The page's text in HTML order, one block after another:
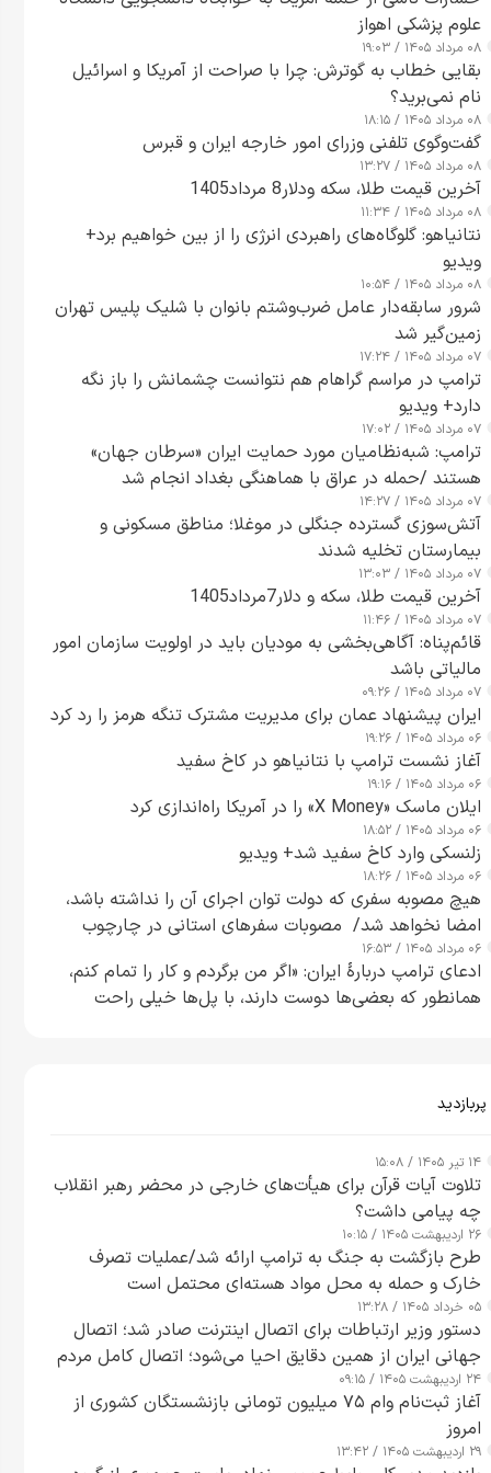
علوم پزشکی اهواز
۰۸ مرداد ۱۴۰۵ / ۱۹:۰۳
بقایی خطاب به گوترش: چرا با صراحت از آمریکا و اسرائیل
نام نمی‌برید؟
۰۸ مرداد ۱۴۰۵ / ۱۸:۱۵
گفت‌وگوی تلفنی وزرای امور خارجه ایران و قبرس
۰۸ مرداد ۱۴۰۵ / ۱۳:۲۷
آخرین قیمت طلا، سکه ودلار8 مرداد1405
۰۸ مرداد ۱۴۰۵ / ۱۱:۳۴
نتانیاهو: گلوگاه‌های راهبردی انرژی را از بین خواهیم برد+
ویدیو
۰۸ مرداد ۱۴۰۵ / ۱۰:۵۴
شرور سابقه‌دار عامل ضرب‌وشتم بانوان با شلیک پلیس تهران
زمین‌گیر شد
۰۷ مرداد ۱۴۰۵ / ۱۷:۲۴
ترامپ در مراسم گراهام هم نتوانست چشمانش را باز نگه
دارد+ ویدیو
۰۷ مرداد ۱۴۰۵ / ۱۷:۰۲
ترامپ: شبه‌نظامیان مورد حمایت ایران «سرطان جهان»
هستند /حمله در عراق با هماهنگی بغداد انجام شد
۰۷ مرداد ۱۴۰۵ / ۱۴:۲۷
آتش‌سوزی گسترده جنگلی در موغلا؛ مناطق مسکونی و
بیمارستان تخلیه شدند
۰۷ مرداد ۱۴۰۵ / ۱۳:۰۳
آخرین قیمت طلا، سکه و دلار7مرداد1405
۰۷ مرداد ۱۴۰۵ / ۱۱:۴۶
قائم‌پناه: آگاهی‌بخشی به مودیان باید در اولویت سازمان امور
مالیاتی باشد
۰۷ مرداد ۱۴۰۵ / ۰۹:۲۶
ایران پیشنهاد عمان برای مدیریت مشترک تنگه هرمز را رد کرد
۰۶ مرداد ۱۴۰۵ / ۱۹:۲۶
آغاز نشست ترامپ با نتانیاهو در کاخ سفید
۰۶ مرداد ۱۴۰۵ / ۱۹:۱۶
ایلان ماسک «X Money» را در آمریکا راه‌اندازی کرد
۰۶ مرداد ۱۴۰۵ / ۱۸:۵۲
زلنسکی وارد کاخ سفید شد+ ویدیو
۰۶ مرداد ۱۴۰۵ / ۱۸:۲۶
هیچ مصوبه سفری که دولت توان اجرای آن را نداشته باشد،
امضا نخواهد شد/ مصوبات سفرهای استانی در چارچوب
قانون بودجه است+ عکس
۰۶ مرداد ۱۴۰۵ / ۱۶:۵۳
ادعای ترامپ دربارهٔ ایران: «اگر من برگردم و کار را تمام کنم،
همانطور که بعضی‌ها دوست دارند، با پل‌ها خیلی راحت
پربازدید
۱۴ تیر ۱۴۰۵ / ۱۵:۰۸
تلاوت آیات قرآن برای هیأت‌های خارجی در محضر رهبر انقلاب
چه پیامی داشت؟
۲۶ اردیبهشت ۱۴۰۵ / ۱۰:۱۵
طرح‌ بازگشت به جنگ به ترامپ ارائه شد/عملیات تصرف
خارک و حمله به محل مواد هسته‌ای محتمل است
۰۵ خرداد ۱۴۰۵ / ۱۳:۲۸
دستور وزیر ارتباطات برای اتصال اینترنت صادر شد؛ اتصال
جهانی ایران از همین دقایق احیا می‌شود؛ اتصال کامل مردم
تا ۲۴ ساعت آینده
۲۴ اردیبهشت ۱۴۰۵ / ۰۹:۱۵
آغاز ثبت‌نام وام ۷۵ میلیون تومانی بازنشستگان کشوری از
امروز
۲۹ اردیبهشت ۱۴۰۵ / ۱۳:۴۲